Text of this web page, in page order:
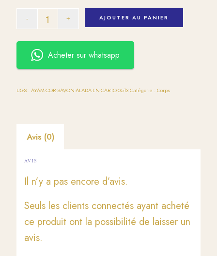
AJOUTER AU PANIER
Acheter sur whatsapp
UGS : AYAM-COR-SAVON-ALADA-EN-CARTO-0513 Catégorie : Corps
Avis (0)
AVIS
Il n’y a pas encore d’avis.
Seuls les clients connectés ayant acheté
ce produit ont la possibilité de laisser un
avis.